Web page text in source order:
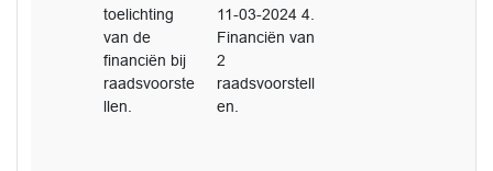
toelichting
van de
financiën bij
raadsvoorste
llen.
11-03-2024 4.
Financiën van
2
raadsvoorstell
en.